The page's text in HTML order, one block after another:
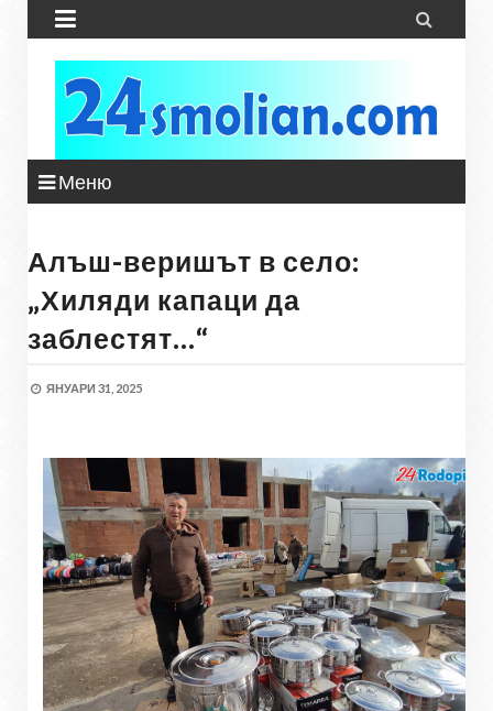
 
Меню
Алъш-веришът в село:
„Хиляди капаци да
заблестят…“
ЯНУАРИ 31, 2025